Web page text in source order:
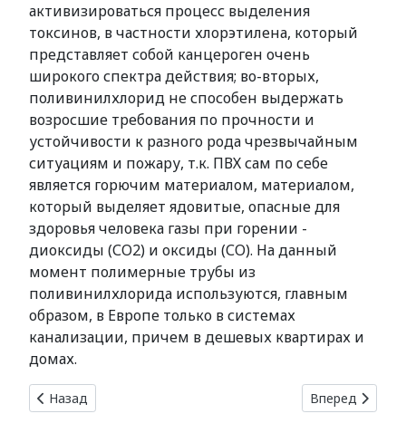
активизироваться процесс выделения
токсинов, в частности хлорэтилена, который
представляет собой канцероген очень
широкого спектра действия; во-вторых,
поливинилхлорид не способен выдержать
возросшие требования по прочности и
устойчивости к разного рода чрезвычайным
ситуациям и пожару, т.к. ПВХ сам по себе
является горючим материалом, материалом,
который выделяет ядовитые, опасные для
здоровья человека газы при горении -
диоксиды (СО2) и оксиды (СО). На данный
момент полимерные трубы из
поливинилхлорида используются, главным
образом, в Европе только в системах
канализации, причем в дешевых квартирах и
домах.
Предыдущий: Канализационные трубы из полипропилена
Назад Следующий:
Вперед